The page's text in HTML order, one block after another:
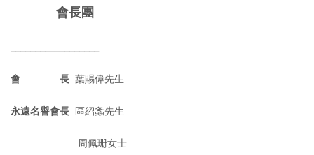
會長團
會 長 葉賜偉先生
永遠名譽會長 區紹螽先生
周佩珊女士